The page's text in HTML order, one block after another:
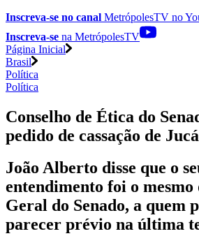
Inscreva-se no canal MetrópolesTV no
Inscreva-se na MetrópolesTV
Página Inicial
Brasil
Política
Política
Conselho de Ética do
pedido de cassação de Jucá
João Alberto disse que o
entendimento foi o mesmo
Geral do Senado, a quem
parecer prévio na última